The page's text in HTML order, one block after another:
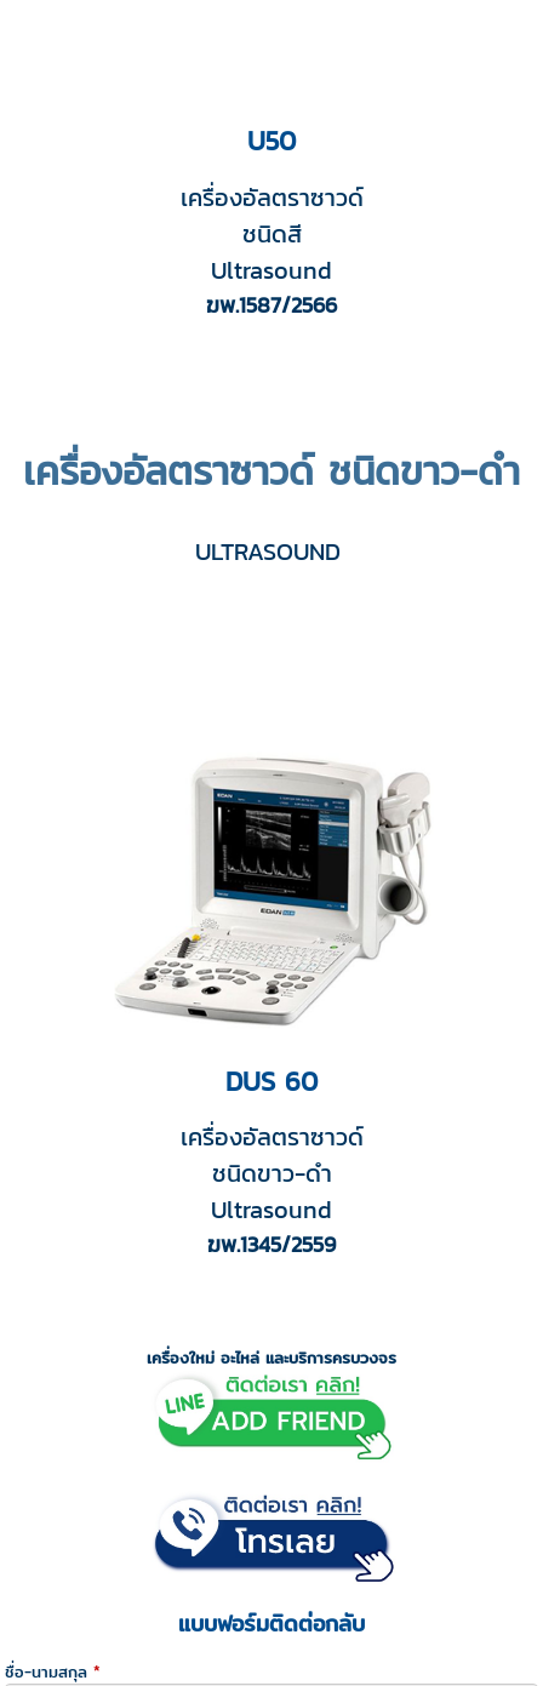
U50
เครื่องอัลตราซาวด์
ชนิดสี
Ultrasound
ฆพ.1587/2566
เครื่องอัลตราซาวด์ ชนิดขาว-ดำ
ULTRASOUND
DUS 60
เครื่องอัลตราซาวด์
ชนิดขาว-ดำ
Ultrasound
ฆพ.1345/2559
เครื่องใหม่ อะไหล่ และบริการครบวงจร
แบบฟอร์มติดต่อกลับ
ชื่อ-นามสกุล *